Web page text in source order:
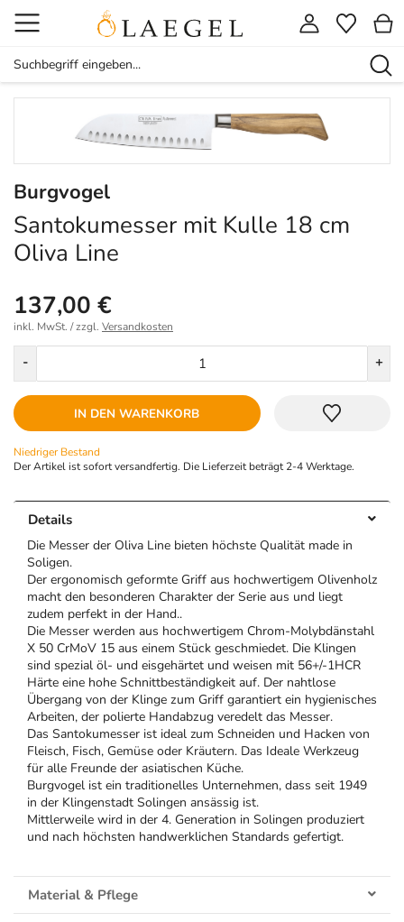
Burgvogel
Santokumesser mit Kulle 18 cm
Oliva Line
137,00 €
inkl. MwSt. / zzgl. Versandkosten
- +
IN DEN WARENKORB
Niedriger Bestand
Der Artikel ist sofort versandfertig. Die Lieferzeit beträgt 2-4 Werktage.
Details
Die Messer der Oliva Line bieten höchste Qualität made in
Soligen.
Der ergonomisch geformte Griff aus hochwertigem Olivenholz
macht den besonderen Charakter der Serie aus und liegt
zudem perfekt in der Hand..
Die Messer werden aus hochwertigem Chrom-Molybdänstahl
X 50 CrMoV 15 aus einem Stück geschmiedet. Die Klingen
sind spezial öl- und eisgehärtet und weisen mit 56+/-1HCR
Härte eine hohe Schnittbeständigkeit auf. Der nahtlose
Übergang von der Klinge zum Griff garantiert ein hygienisches
Arbeiten, der polierte Handabzug veredelt das Messer.
Das Santokumesser ist ideal zum Schneiden und Hacken von
Fleisch, Fisch, Gemüse oder Kräutern. Das Ideale Werkzeug
für alle Freunde der asiatischen Küche.
Burgvogel ist ein traditionelles Unternehmen, dass seit 1949
in der Klingenstadt Solingen ansässig ist.
Mittlerweile wird in der 4. Generation in Solingen produziert
und nach höchsten handwerklichen Standards gefertigt.
Material & Pflege